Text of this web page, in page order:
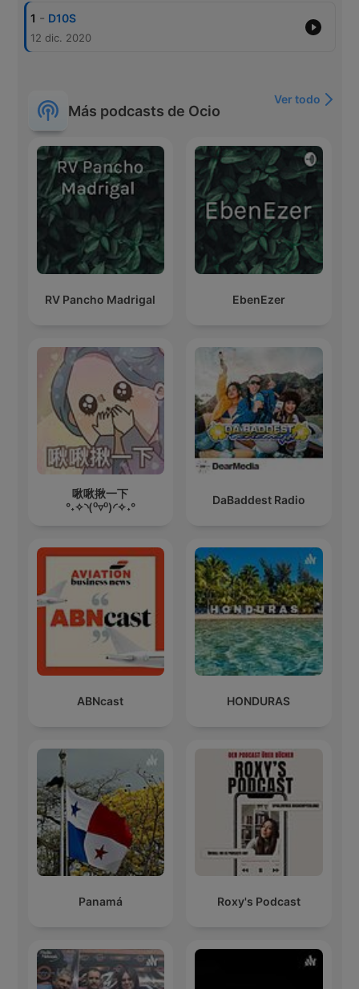
1 - D10S
12 dic. 2020
Más podcasts de Ocio
Ver todo
RV Pancho Madrigal EbenEzer
啾啾揪一下
°˖✧◝(⁰▿⁰)◜✧˖°
DaBaddest Radio
ABNcast HONDURAS
Panamá Roxy's Podcast